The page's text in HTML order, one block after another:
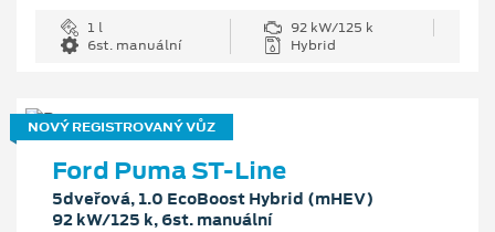
1 l
92 kW/125 k
6st. manuální
Hybrid
NOVÝ REGISTROVANÝ VŮZ
Ford Puma ST-Line
5dveřová, 1.0 EcoBoost Hybrid (mHEV)
92 kW/125 k, 6st. manuální